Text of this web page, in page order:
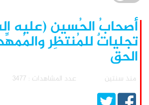
أصحابُ الحُسين (عليه
تجلياتٌ للمُنتظِر
الحق
منذ سنتين عدد المشاهدات : 3477